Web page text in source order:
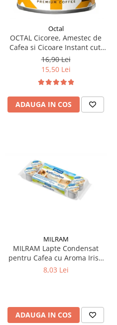
Octal
OCTAL Cicoree, Amestec de
Cafea si Cicoare Instant cut.
100g
16,90 Lei
15,50 Lei
ADAUGA IN COS
MILRAM
MILRAM Lapte Condensat
pentru Cafea cu Aroma Irish
Cream 10x14g
8,03 Lei
ADAUGA IN COS